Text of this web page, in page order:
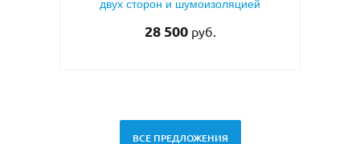
металлофиленкой, бугельной ручкой и
RAL 7021
ВСЕ ПРЕДЛОЖЕНИЯ